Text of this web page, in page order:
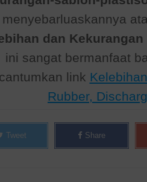
menyebarluaskannya
dan
ini sangat bermanfaat
cantumkan link
Rubber,
Tweet Share